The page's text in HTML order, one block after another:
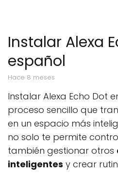
Instalar Alexa
español
hace 8 meses
Instalar Alexa Echo Dot
proceso sencillo que
en un espacio más
no solo te permite
también gestionar otros
inteligentes y crear